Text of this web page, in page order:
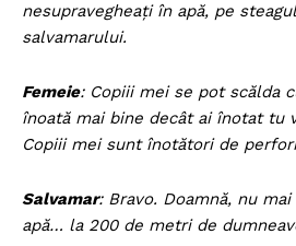
nesupravegheaţi în apă, pe
salvamarului.
Femeie: Copiii mei se pot scălda
înoată mai bine decât ai înotat tu
Copiii mei sunt înotători de
Salvamar: Bravo. Doamnă, nu
apă… la 200 de metri de